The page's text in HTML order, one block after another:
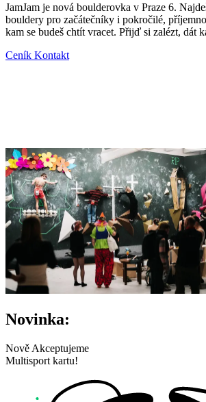
JamJam je nová boulderovka v Praze 6.
bouldery pro začátečníky i pokročilé,
kam se budeš chtít vracet. Přijď si zalézt, dát
Ceník Kontakt
Novinka:
Nově Akceptujeme
Multisport kartu!